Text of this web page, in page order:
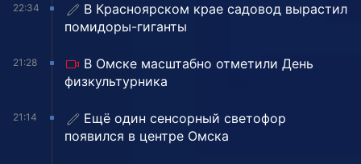
22:34
В Красноярском крае садовод вырастил
помидоры-гиганты
21:28
В Омске масштабно отметили День
физкультурника
21:14
Ещё один сенсорный светофор
появился в центре Омска